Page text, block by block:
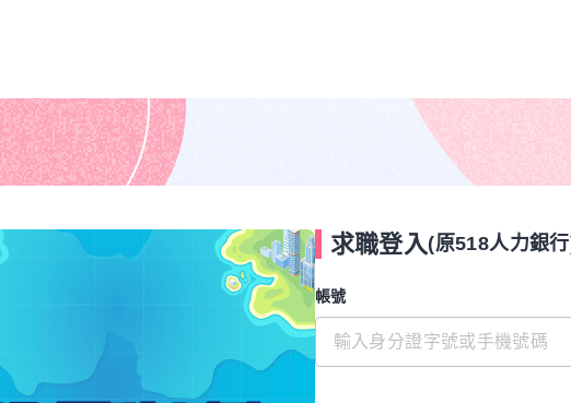
求職登入(原518人力銀
帳號